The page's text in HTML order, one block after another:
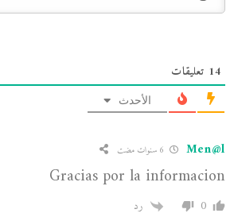
14 تعليقات
الأحدث
Men@l
Gracias por la informacion
0 رد